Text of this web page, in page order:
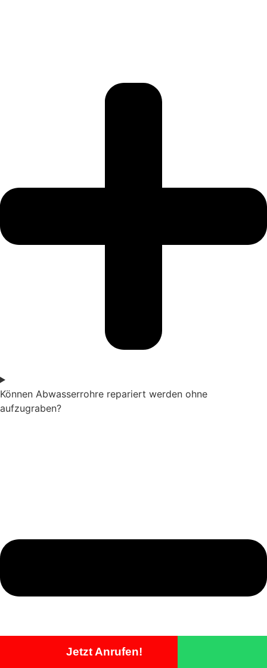
Können Abwasserrohre repariert werden ohne
aufzugraben?
Jetzt Anrufen!